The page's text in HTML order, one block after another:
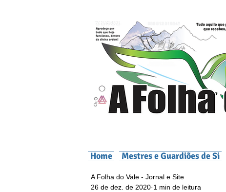
Home Mestres e Guardiões de Si
A Folha do Vale - Jornal e Site
26 de dez. de 2020 1 min de leitura